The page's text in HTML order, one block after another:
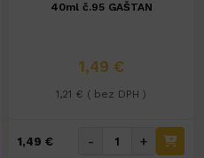
40ml č.95 GAŠTAN
1,49 €
1,21 € ( bez DPH )
1,49 € - +